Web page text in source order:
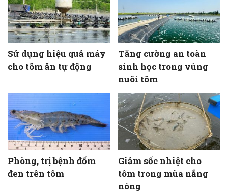
Sử dụng hiệu quả máy
cho tôm ăn tự động
Tăng cường an toàn
sinh học trong vùng
nuôi tôm
Phòng, trị bệnh đốm
đen trên tôm
Giảm sốc nhiệt cho
tôm trong mùa nắng
nóng